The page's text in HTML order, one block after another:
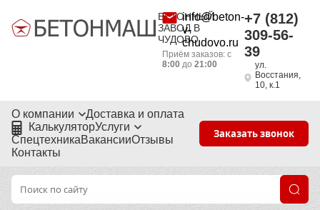
БЕТОННЫЙ
ЗАВОД В
ЧУДОВО
info@beton-
v-
chudovo.ru
Приём заказов: с
8:00 до21:00
+7 (812)
309-56-
39
ул.
Восстания,
10, к.1
О компании
Доставка и оплата
КалькуляторУслуги
СпецтехникаВакансииОтзывы
Контакты
Заказать звонок